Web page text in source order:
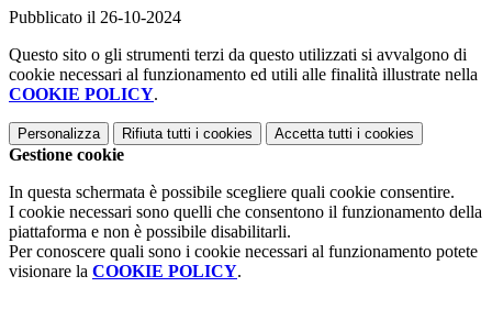
Pubblicato il 26-10-2024
Questo sito o gli strumenti terzi da questo utilizzati si avvalgono di
cookie necessari al funzionamento ed utili alle finalità illustrate nella
COOKIE POLICY.
Personalizza Rifiuta tutti i cookies Accetta tutti i cookies
Gestione cookie
In questa schermata è possibile scegliere quali cookie consentire.
I cookie necessari sono quelli che consentono il funzionamento della
piattaforma e non è possibile disabilitarli.
Per conoscere quali sono i cookie necessari al funzionamento potete
visionare la COOKIE POLICY.